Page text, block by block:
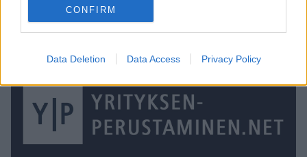
CONFIRM
Data Deletion Data Access Privacy Policy
Read the article ⟶